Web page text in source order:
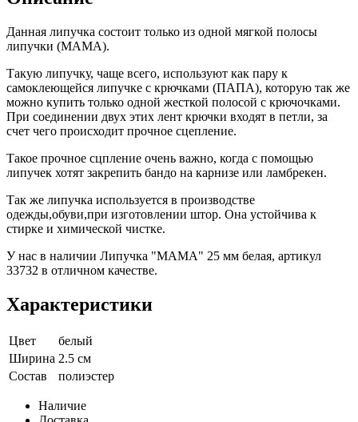
Данная липучка состоит только из одной мягкой полосы
липучки (МАМА).
Такую липучку, чаще всего, используют как пару к
самоклеющейся липучке с крючками (ПАПА), которую так же
можно купить только одной жесткой полосой с крючочками.
При соединении двух этих лент крючки входят в петли, за
счет чего происходит прочное сцепление.
Такое прочное сцпление очень важно, когда с помощью
липучек хотят закрепить бандо на карнизе или ламбрекен.
Так же липучка используется в производстве
одежды,обуви,при изготовлении штор. Она устойчива к
стирке и химической чистке.
У нас в наличии Липучка "МАМА" 25 мм белая, артикул
33732 в отличном качестве.
Характеристики
Цвет
белый
Ширина 2.5 см
Состав
полиэстер
Наличие